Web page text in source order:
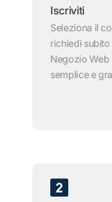
Iscriviti
Seleziona il
richiedi
Negozio Web
semplice e